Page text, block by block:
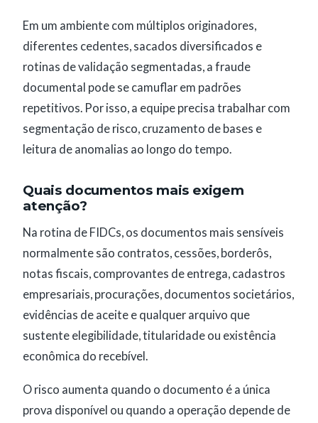
Em um ambiente com múltiplos originadores,
diferentes cedentes, sacados diversificados e
rotinas de validação segmentadas, a fraude
documental pode se camuflar em padrões
repetitivos. Por isso, a equipe precisa trabalhar com
segmentação de risco, cruzamento de bases e
leitura de anomalias ao longo do tempo.
Quais documentos mais exigem
atenção?
Na rotina de FIDCs, os documentos mais sensíveis
normalmente são contratos, cessões, borderôs,
notas fiscais, comprovantes de entrega, cadastros
empresariais, procurações, documentos societários,
evidências de aceite e qualquer arquivo que
sustente elegibilidade, titularidade ou existência
econômica do recebível.
O risco aumenta quando o documento é a única
prova disponível ou quando a operação depende de